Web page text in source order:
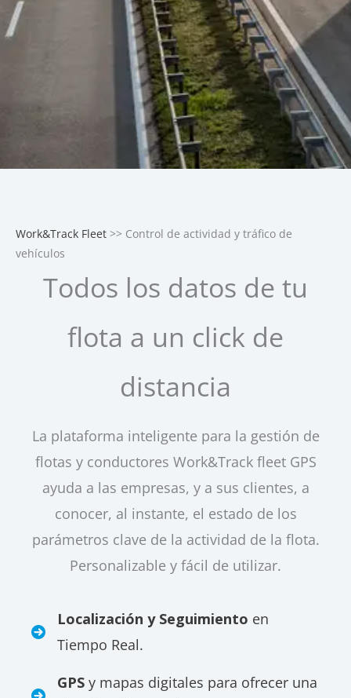
Work&Track Fleet >> Control de actividad y tráfico de
vehículos
Todos los datos de tu
flota a un click de
distancia
La plataforma inteligente para la gestión de
flotas y conductores Work&Track fleet GPS
ayuda a las empresas, y a sus clientes, a
conocer, al instante, el estado de los
parámetros clave de la actividad de la flota.
Personalizable y fácil de utilizar.
Localización y Seguimiento en
Tiempo Real.
GPS y mapas digitales para ofrecer una